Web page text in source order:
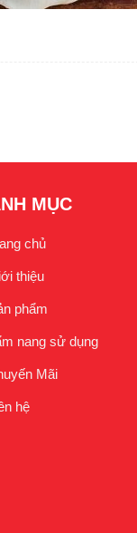
MỤC
chủ
thiệu
phẩm
nang sử dụng
Mãi
hệ